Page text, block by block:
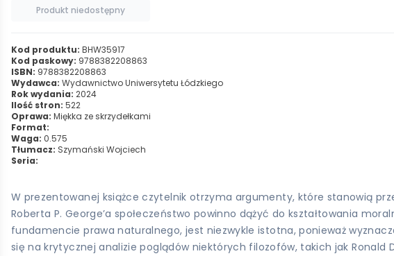
Produkt niedostępny
Kod produktu: BHW35917
Kod paskowy: 9788382208863
ISBN: 9788382208863
Wydawca: Wydawnictwo Uniwersytetu Łódzkiego
Rok wydania: 2024
Ilość stron: 522
Oprawa: Miękka ze skrzydełkami
Format:
Waga: 0.575
Tłumacz: Szymański Wojciech
Seria:
W prezentowanej książce czytelnik otrzyma argumenty, które stanowią
Roberta P. George’a społeczeństwo powinno dążyć do kształtowania
fundamencie prawa naturalnego, jest niezwykle istotna, ponieważ
się na krytycznej analizie poglądów niektórych filozofów, takich jak Ronald